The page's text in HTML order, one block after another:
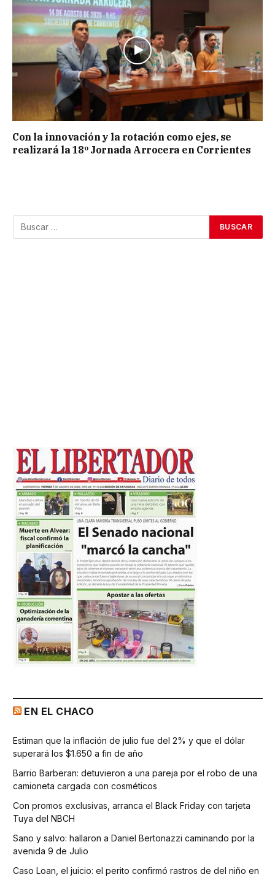
Con la innovación y la rotación como ejes, se
realizará la 18º Jornada Arrocera en Corrientes
EN EL CHACO
Estiman que la inflación de julio fue del 2% y que el dólar
superará los $1.650 a fin de año
Barrio Barberan: detuvieron a una pareja por el robo de una
camioneta cargada con cosméticos
Con promos exclusivas, arranca el Black Friday con tarjeta
Tuya del NBCH
Sano y salvo: hallaron a Daniel Bertonazzi caminando por la
avenida 9 de Julio
Caso Loan, el juicio: el perito confirmó rastros de del niño en